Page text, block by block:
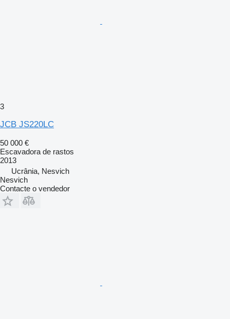
3
JCB JS220LC
50 000 €
Escavadora de rastos
2013
Ucrânia, Nesvich
Nesvich
Contacte o vendedor